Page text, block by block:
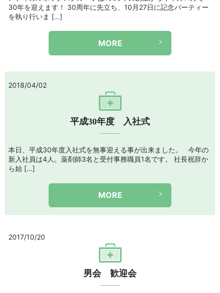
30年を迎えます！ 30周年に先立ち、10月27日に記念パーティー
を執り行いま […]
MORE
2018/04/02
平成30年度 入社式
本日、平成30年度入社式を無事迎える事が出来ました。 今年の
新入社員は4人。薬剤師3名と受付事務職員1名です。 社長祝辞か
ら始 […]
MORE
2017/10/20
男会 歓迎会